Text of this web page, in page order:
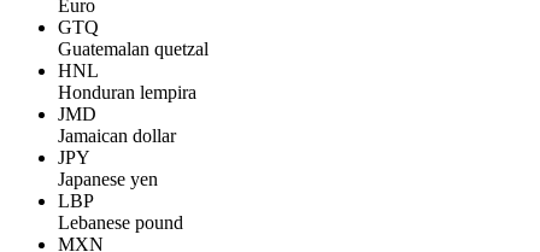
Euro
GTQ
Guatemalan quetzal
HNL
Honduran lempira
JMD
Jamaican dollar
JPY
Japanese yen
LBP
Lebanese pound
MXN